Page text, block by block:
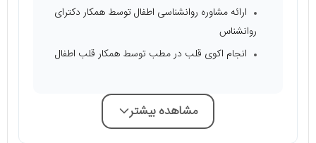
ارائه مشاوره روانشناسی اطفال توسط همکار دکترای
روانشناس
انجام اکوی قلب در مطب توسط همکار قلب اطفال
مشاهده بیشتر